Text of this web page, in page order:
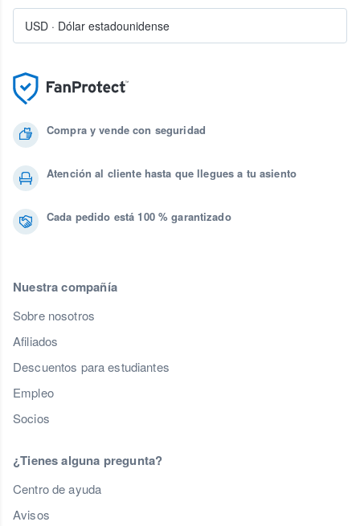
Compra y vende con seguridad
Atención al cliente hasta que llegues a tu asiento
Cada pedido está 100 % garantizado
Nuestra compañía
Sobre nosotros
Afiliados
Descuentos para estudiantes
Empleo
Socios
¿Tienes alguna pregunta?
Centro de ayuda
Avisos
USD · Dólar estadounidense